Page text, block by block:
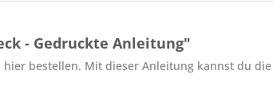
- Gedruckte Anleitung"
bestellen. Mit dieser Anleitung kannst du